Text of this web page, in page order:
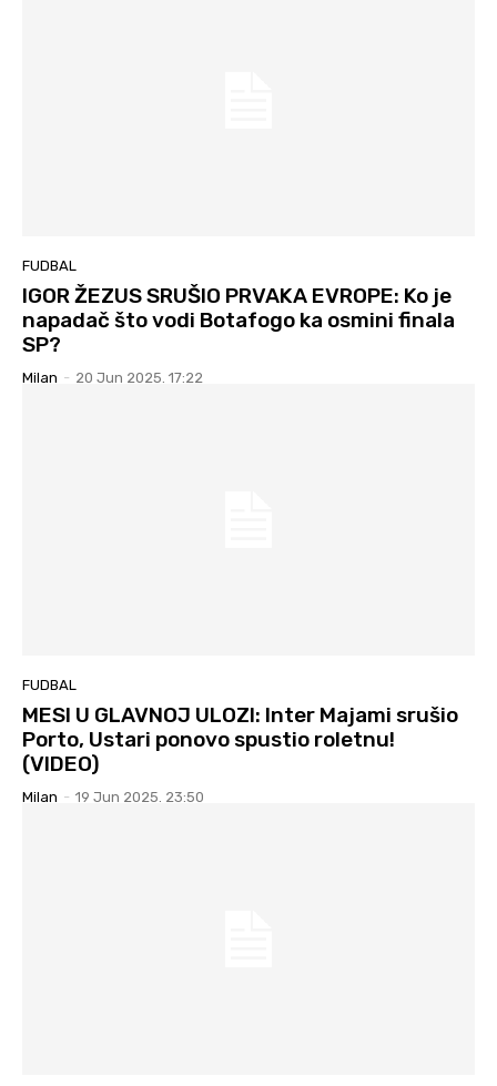
FUDBAL
IGOR ŽEZUS SRUŠIO PRVAKA EVROPE: Ko je
napadač što vodi Botafogo ka osmini finala
SP?
Milan - 20 Jun 2025. 17:22
FUDBAL
MESI U GLAVNOJ ULOZI: Inter Majami srušio
Porto, Ustari ponovo spustio roletnu!
(VIDEO)
Milan - 19 Jun 2025. 23:50